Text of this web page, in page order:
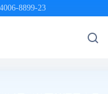
4006-8899-23